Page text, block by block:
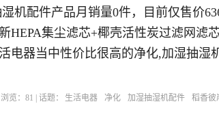
机配件产品月销量0件，目前仅售价
HEPA集尘滤芯+椰壳活性炭过滤网滤
电器当中性价比很高的净化,加湿抽湿
| 浏览：81 | 话题： 生活电器 净化 加湿抽湿机配件 稻香彼